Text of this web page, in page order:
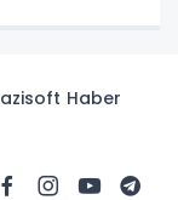
Haber